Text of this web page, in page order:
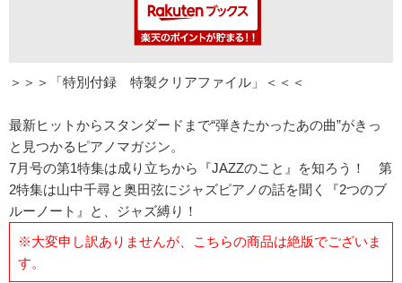
＞＞＞「特別付録 特製クリアファイル」＜＜＜
最新ヒットからスタンダードまで“弾きたかったあの曲”がきっ
と見つかるピアノマガジン。
7月号の第1特集は成り立ちから『JAZZのこと』を知ろう！ 第
2特集は山中千尋と奥田弦にジャズピアノの話を聞く『2つのブ
ルーノート』と、ジャズ縛り！
※大変申し訳ありませんが、こちらの商品は絶版でございま
す。